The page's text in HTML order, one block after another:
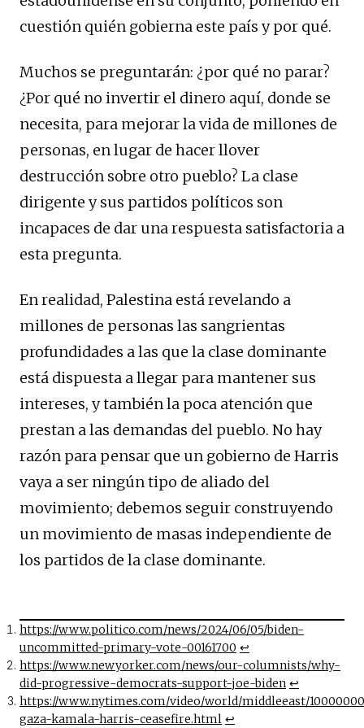
cuestión quién gobierna este país y por qué.
Muchos se preguntarán: ¿por qué no parar?
¿Por qué no invertir el dinero aquí, donde se
necesita, para mejorar la vida de millones de
personas, en lugar de hacer llover
destrucción sobre otro pueblo? La clase
dirigente y sus partidos políticos son
incapaces de dar una respuesta satisfactoria a
esta pregunta.
En realidad, Palestina está revelando a
millones de personas las sangrientas
profundidades a las que la clase dominante
está dispuesta a llegar para mantener sus
intereses, y también la poca atención que
prestan a las demandas del pueblo. No hay
razón para pensar que un gobierno de Harris
vaya a ser ningún tipo de aliado del
movimiento; debemos seguir construyendo
un movimiento de masas independiente de
los partidos de la clase dominante.
https://www.politico.com/news/2024/06/05/biden-
uncommitted-primary-vote-00161700 ↩︎
https://www.newyorker.com/news/our-columnists/why-
did-progressive-democrats-support-joe-biden ↩︎
https://www.nytimes.com/video/world/middleeast/
gaza-kamala-harris-ceasefire.html ↩︎